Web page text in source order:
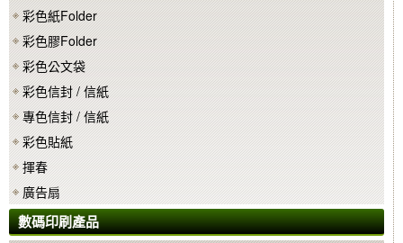
彩色紙Folder
彩色膠Folder
彩色公文袋
彩色信封 / 信紙
專色信封 / 信紙
彩色貼紙
揮春
廣告扇
數碼印刷產品